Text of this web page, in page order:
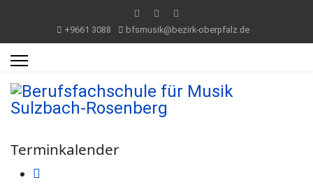
+9661 3088 bfsmusik@bezirk-oberpfalz.de
Terminkalender